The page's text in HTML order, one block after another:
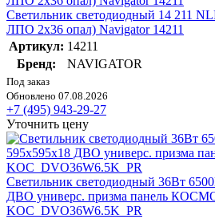
Светильник светодиодный 14 211
ЛПО 2х36 опал) Navigator 14211
Артикул: 14211
Бренд:
NAVIGATOR
Под заказ
Обновлено 07.08.2026
+7 (495) 943-29-27
Уточнить цену
Светильник светодиодный 36Вт
ДВО универс. призма панель
KOC_DVO36W6.5K_PR